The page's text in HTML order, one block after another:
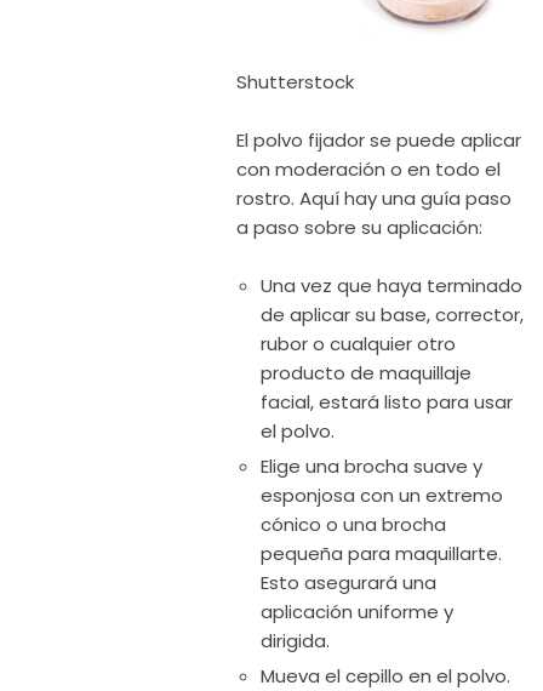
Shutterstock
El polvo fijador se puede aplicar
con moderación o en todo el
rostro. Aquí hay una guía paso
a paso sobre su aplicación:
Una vez que haya terminado
de aplicar su base, corrector,
rubor o cualquier otro
producto de maquillaje
facial, estará listo para usar
el polvo.
Elige una brocha suave y
esponjosa con un extremo
cónico o una brocha
pequeña para maquillarte.
Esto asegurará una
aplicación uniforme y
dirigida.
Mueva el cepillo en el polvo.